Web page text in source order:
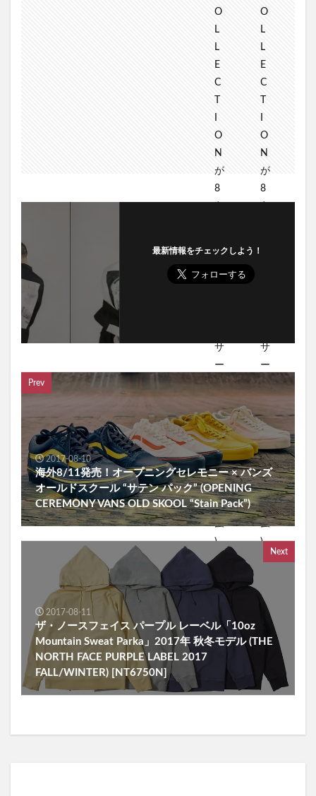
最新情報をチェックしよう！
Prev
2017-08-10
海外8/11発売！オープニングセレモニー × バンズ
オールドスクール “サテン パック” (OPENING
CEREMONY VANS OLD SKOOL “Stain Pack”)
Next
2017-08-11
ザ・ノースフェイス パープル レーベル「10oz
Mountain Sweat Parka」2017年 秋冬モデル (THE
NORTH FACE PURPLE LABEL 2017
FALL/WINTER) [NT6750N]